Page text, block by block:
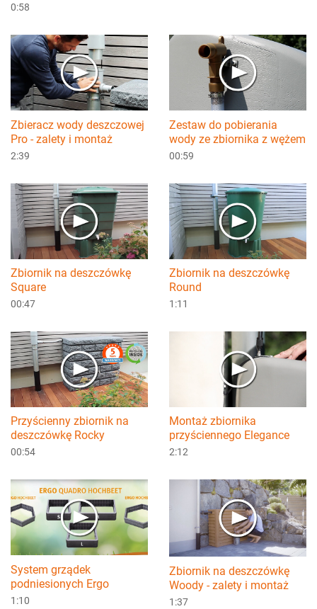
0:58
Zbieracz wody deszczowej
Pro - zalety i montaż
2:39
Zestaw do pobierania
wody ze zbiornika z wężem
00:59
Zbiornik na deszczówkę
Square
00:47
Zbiornik na deszczówkę
Round
1:11
Przyścienny zbiornik na
deszczówkę Rocky
00:54
Montaż zbiornika
przyściennego Elegance
2:12
System grządek
podniesionych Ergo
1:10
Zbiornik na deszczówkę
Woody - zalety i montaż
1:37